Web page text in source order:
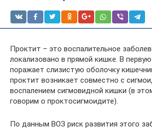
Проктит – это воспалительное
локализовано в прямой кишке. В
поражает слизистую оболочку
проктит возникает совместно с
воспалением сигмовидной кишки (в
говорим о проктосигмоидите).
По данным ВОЗ риск развития этого